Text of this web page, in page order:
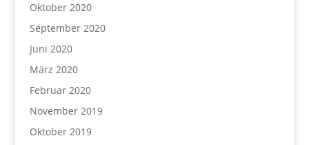
Oktober 2020
September 2020
Juni 2020
März 2020
Februar 2020
November 2019
Oktober 2019